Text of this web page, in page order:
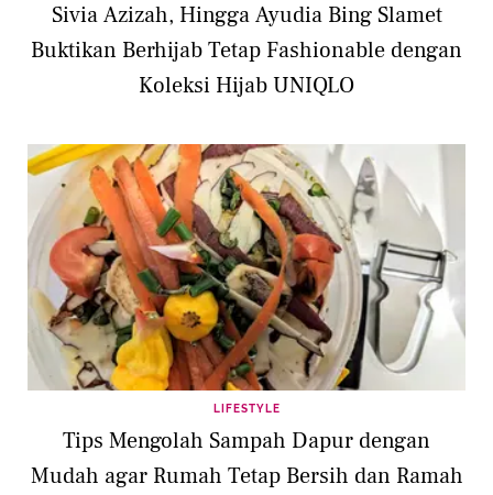
Sivia Azizah, Hingga Ayudia Bing Slamet
Buktikan Berhijab Tetap Fashionable dengan
Koleksi Hijab UNIQLO
LIFESTYLE
Tips Mengolah Sampah Dapur dengan
Mudah agar Rumah Tetap Bersih dan Ramah